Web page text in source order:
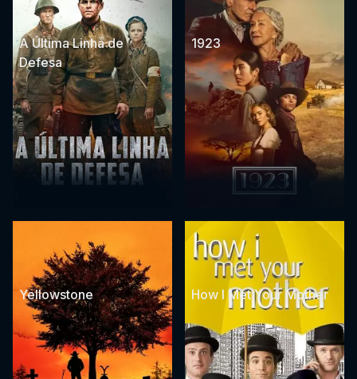
A Última Linha de
Defesa
1923
Yellowstone How I Met Your Mother